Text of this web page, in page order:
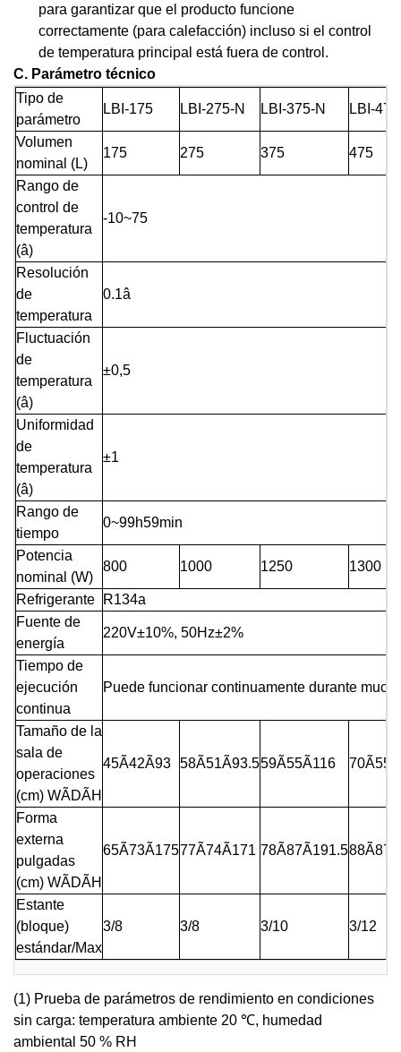
para garantizar que el producto funcione
correctamente (para calefacción) incluso si el control
de temperatura principal está fuera de control.
C. Parámetro técnico
Tipo de
parámetro
LBI-175 LBI-275-N LBI-375-N LBI-
Volumen
nominal (L)
175 275 375 475
Rango de
control de
temperatura
(â)
-10~75
Resolución
de
temperatura
0.1â
Fluctuación
de
temperatura
(â)
±0,5
Uniformidad
de
temperatura
(â)
±1
Rango de
tiempo
0~99h59min
Potencia
nominal (W)
800 1000 1250 1300
Refrigerante
R134a
Fuente de
energía
220V±10%, 50Hz±2%
Tiempo de
ejecución
continua
Puede funcionar continuamente durante
Tamaño de la
sala de
operaciones
(cm) WÃDÃH
45Ã42Ã93 58Ã51Ã93.559Ã55Ã116
Forma
externa
pulgadas
(cm) WÃDÃH
65Ã73Ã17577Ã74Ã171 78Ã87Ã191.5
Estante
(bloque)
estándar/Max
3/8 3/8 3/10 3/12
(1) Prueba de parámetros de rendimiento en condiciones
sin carga: temperatura ambiente 20 ℃, humedad
ambiental 50 % RH